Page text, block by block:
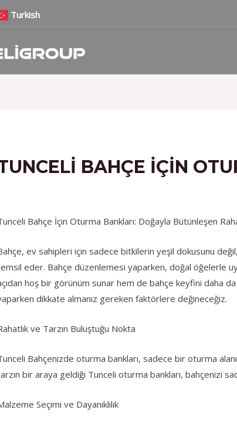
Turkish
BAHÇE IÇIN
Bahçe İçin Oturma Bankları: Doğayla Bütünleşen
ev sahipleri için sadece bitkilerin yeşil dokusunu
eder. Bahçe düzenlemesi yaparken, doğal öğelerle
hoş bir görünüm sunar hem de bahçe keyfini daha
dikkate almanız gereken faktörlere değineceğiz.
ve Tarzın Buluştuğu Nokta
Bahçenizde oturma bankları, sadece bir oturma
bir araya geldiği Tunceli oturma bankları, bahçenizi
Seçimi ve Dayanıklılık